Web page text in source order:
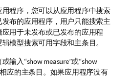
程序，您可以从应用程序中搜索
布的应用程序，用户只能搜索主
用于未发布或已发布的应用程
模型搜索可用字段和主条目。
输入“show measure”或“show
应的主条目。如果应用程序没有